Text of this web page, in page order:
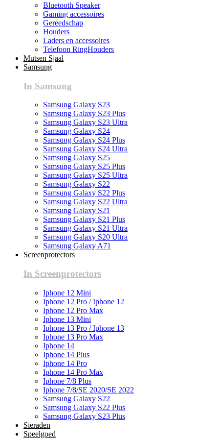
Bluetooth Speaker
Gaming accessoires
Gereedschap
Houders
Laders en accessoires
Telefoon RingHouders
Mutsen Sjaal
Samsung
In Samsung
Samsung Galaxy S23
Samsung Galaxy S23 Plus
Samsung Galaxy S23 Ultra
Samsung Galaxy S24
Samsung Galaxy S24 Plus
Samsung Galaxy S24 Ultra
Samsung Galaxy S25
Samsung Galaxy S25 Plus
Samsung Galaxy S25 Ultra
Samsung Galaxy S22
Samsung Galaxy S22 Plus
Samsung Galaxy S22 Ultra
Samsung Galaxy S21
Samsung Galaxy S21 Plus
Samsung Galaxy S21 Ultra
Samsung Galaxy S20 Ultra
Samsung Galaxy A71
Screenprotectors
In Screenprotectors
Iphone 12 Mini
Iphone 12 Pro / Iphone 12
Iphone 12 Pro Max
Iphone 13 Mini
Iphone 13 Pro / Iphone 13
Iphone 13 Pro Max
Iphone 14
Iphone 14 Plus
Iphone 14 Pro
Iphone 14 Pro Max
Iphone 7/8 Plus
Iphone 7/8/SE 2020/SE 2022
Samsung Galaxy S22
Samsung Galaxy S22 Plus
Samsung Galaxy S23 Plus
Sieraden
Speelgoed